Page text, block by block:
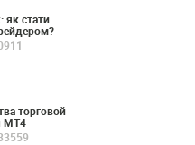
як стати
торговой